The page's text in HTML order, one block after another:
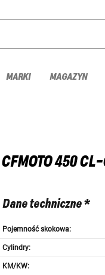
MARKI MAGAZYN
CFMOTO450
Dane techniczne *
Pojemność skokowa:
Cylindry:
KM/KW: